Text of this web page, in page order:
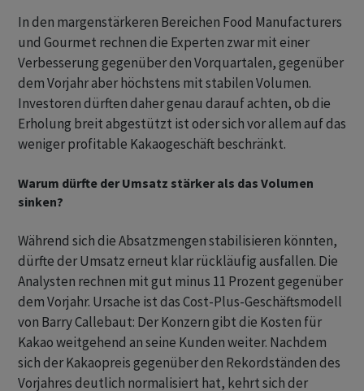
In den margenstärkeren Bereichen Food Manufacturers
und Gourmet rechnen die Experten zwar mit einer
Verbesserung gegenüber den Vorquartalen, gegenüber
dem Vorjahr aber höchstens mit stabilen Volumen.
Investoren dürften daher genau darauf achten, ob die
Erholung breit abgestützt ist oder sich vor allem auf das
weniger profitable Kakaogeschäft beschränkt.
Warum dürfte der Umsatz stärker als das Volumen
sinken?
Während sich die Absatzmengen stabilisieren könnten,
dürfte der Umsatz erneut klar rückläufig ausfallen. Die
Analysten rechnen mit gut minus 11 Prozent gegenüber
dem Vorjahr. Ursache ist das Cost-Plus-Geschäftsmodell
von Barry Callebaut: Der Konzern gibt die Kosten für
Kakao weitgehend an seine Kunden weiter. Nachdem
sich der Kakaopreis gegenüber den Rekordständen des
Vorjahres deutlich normalisiert hat, kehrt sich der